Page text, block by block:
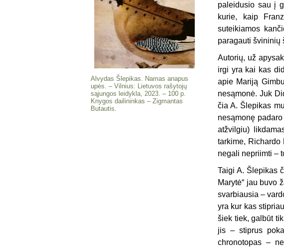
Alvydas Šlepikas. Namas anapus
upės. – Vilnius: Lietuvos rašytojų
sąjungos leidykla, 2023. – 100 p.
Knygos dailininkas – Zigmantas
Butautis.
paleidusio sau į
kurie, kaip
suteikiamos
paragauti švininių
Autorių, už
irgi yra kai kas
apie Mariją
nesąmonė. Juk
čia A. Šlepikas
nesąmonę
atžvilgiu)
tarkime, Richardo
negali nepriimti –
Taigi A. Šlepikas
Marytė“ jau buvo
svarbiausia –
yra kur kas
šiek tiek, galbūt
jis – stiprus
chronotopas –